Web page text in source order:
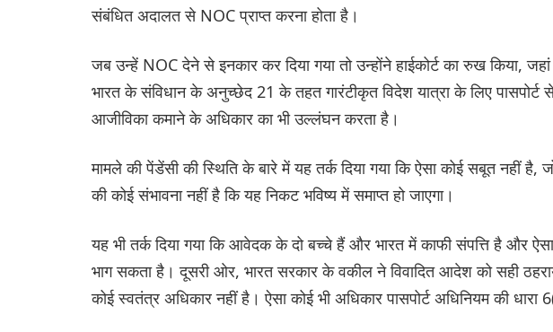
संबंधित अदालत से NOC प्राप्त करना होता है।
जब उन्हें NOC देने से इनकार कर दिया गया तो उन्होंने हाईकोर्ट का रुख किया,
भारत के संविधान के अनुच्छेद 21 के तहत गारंटीकृत विदेश यात्रा के लिए
आजीविका कमाने के अधिकार का भी उल्लंघन करता है।
मामले की पेंडेंसी की स्थिति के बारे में यह तर्क दिया गया कि ऐसा कोई सबूत नहीं
की कोई संभावना नहीं है कि यह निकट भविष्य में समाप्त हो जाएगा।
यह भी तर्क दिया गया कि आवेदक के दो बच्चे हैं और भारत में काफी संपत्ति है और
भाग सकता है। दूसरी ओर, भारत सरकार के वकील ने विवादित आदेश को सही
कोई स्वतंत्र अधिकार नहीं है। ऐसा कोई भी अधिकार पासपोर्ट अधिनियम की धारा